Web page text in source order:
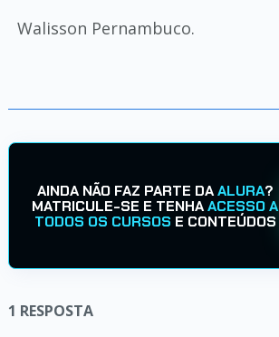
Walisson Pernambuco.
AINDA NÃO FAZ PARTE DAALURA?
MATRICULE-SE E TENHAACESSO A
TODOS OS CURSOS E CONTEÚDOS
1 RESPOSTA